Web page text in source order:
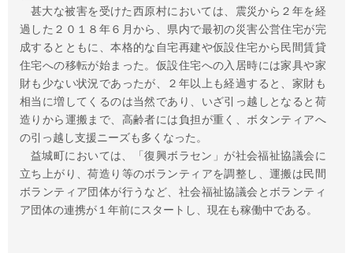
甚大な被害を受けた西原村においては、震災から２年を経
過した２０１８年６月から、県内で最初の災害公営住宅が完
成するとともに、本格的な自宅再建や仮設住宅から民間賃貸
住宅への移転が始まった。仮設住宅への入居時には家具や家
財も少ない状況であったが、２年以上も経過すると、家財も
相当に増してくるのは当然であり、いざ引っ越しとなると荷
造りから運搬まで、高齢者には負担が重く、ボタンティアへ
の引っ越し支援ニーズも多くなった。
益城町においては、「復興ボラセン」が社会福祉協議会に
立ち上がり、荷造り等のボランティアを調整し、運搬は民間
ボランティア団体が行うなど、社会福祉協議会とボランティ
ア団体の連携が１年前にスタートし、現在も稼働中である。